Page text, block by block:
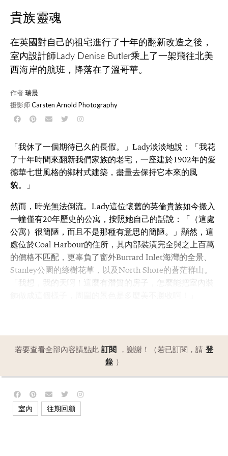
貴族靈魂
在英國對自己的祖宅進行了十年的翻新改造之後，
室內設計師Lady Denise Butler乘上了一架飛往北美
西海岸的航班，降落在了溫哥華。
作者瑞晨
摄影师Carsten Arnold Photography
「我休了一個期待已久的長假。」Lady淡淡地說：「我花
了十年時間來翻新我們家族的老宅，一座建於1902年的愛
德華七世風格的鄉村式建築，盡量去保持它本來的風
貌。」
然而，時光無法倒流。Lady這位懷舊的英倫貴族如今搬入
一幢僅有20年歷史的公寓，按照她自己的話說：「（這處
公寓）很簡陋，而且不是那種有意思的簡陋。」顯然，這
處位於Coal Harbour的住所，其內部裝潢完全與之上百萬
的價格不匹配，更辜負了窗外Burrard Inlet海灣的全景、
Stanley公園的綠樹花草，以及North Shore的蒼茫群山。
「我想，我的天啊！這麼有潛質的房子，怎麼能把室內裝
若要查看全部內容請點此 訂閱 ，謝謝！（若已訂閱，請 登
錄 ）
室內 往期回顧